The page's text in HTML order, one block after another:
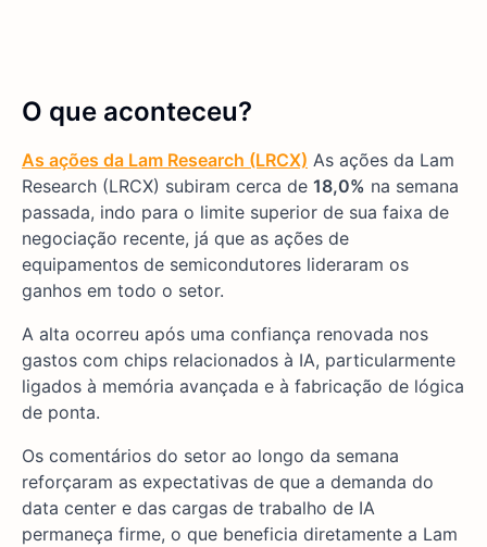
O que aconteceu?
As ações da Lam Research (LRCX) As ações da Lam
Research (LRCX) subiram cerca de 18,0% na semana
passada, indo para o limite superior de sua faixa de
negociação recente, já que as ações de
equipamentos de semicondutores lideraram os
ganhos em todo o setor.
A alta ocorreu após uma confiança renovada nos
gastos com chips relacionados à IA, particularmente
ligados à memória avançada e à fabricação de lógica
de ponta.
Os comentários do setor ao longo da semana
reforçaram as expectativas de que a demanda do
data center e das cargas de trabalho de IA
permaneça firme, o que beneficia diretamente a Lam